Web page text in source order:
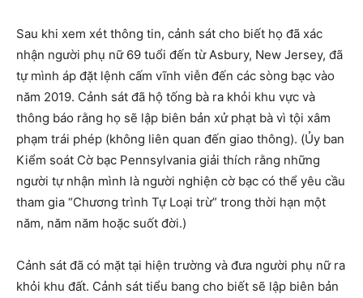
Sau khi xem xét thông tin, cảnh sát cho biết họ đã xác
nhận người phụ nữ 69 tuổi đến từ Asbury, New Jersey, đã
tự mình áp đặt lệnh cấm vĩnh viễn đến các sòng bạc vào
năm 2019. Cảnh sát đã hộ tống bà ra khỏi khu vực và
thông báo rằng họ sẽ lập biên bản xử phạt bà vì tội xâm
phạm trái phép (không liên quan đến giao thông). (Ủy ban
Kiểm soát Cờ bạc Pennsylvania giải thích rằng những
người tự nhận mình là người nghiện cờ bạc có thể yêu cầu
tham gia “Chương trình Tự Loại trừ” trong thời hạn một
năm, năm năm hoặc suốt đời.)
Cảnh sát đã có mặt tại hiện trường và đưa người phụ nữ ra
khỏi khu đất. Cảnh sát tiểu bang cho biết sẽ lập biên bản